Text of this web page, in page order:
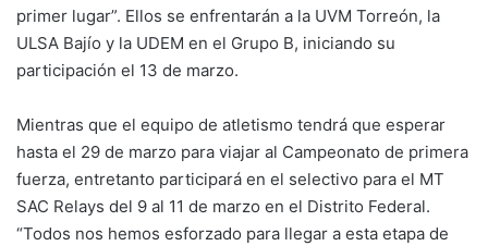
primer lugar”. Ellos se enfrentarán a la UVM Torreón, la
ULSA Bajío y la UDEM en el Grupo B, iniciando su
participación el 13 de marzo.
Mientras que el equipo de atletismo tendrá que esperar
hasta el 29 de marzo para viajar al Campeonato de primera
fuerza, entretanto participará en el selectivo para el MT
SAC Relays del 9 al 11 de marzo en el Distrito Federal.
“Todos nos hemos esforzado para llegar a esta etapa de